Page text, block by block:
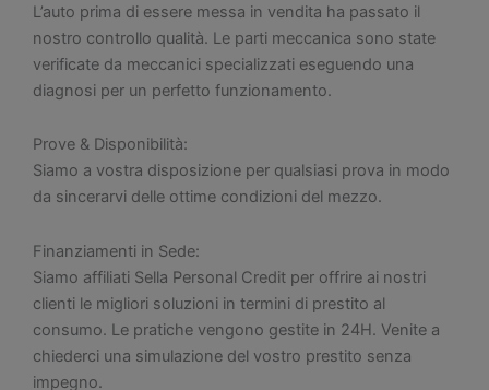
L’auto prima di essere messa in vendita ha passato il
nostro controllo qualità. Le parti meccanica sono state
verificate da meccanici specializzati eseguendo una
diagnosi per un perfetto funzionamento.
Prove & Disponibilità:
Siamo a vostra disposizione per qualsiasi prova in modo
da sincerarvi delle ottime condizioni del mezzo.
Finanziamenti in Sede:
Siamo affiliati Sella Personal Credit per offrire ai nostri
clienti le migliori soluzioni in termini di prestito al
consumo. Le pratiche vengono gestite in 24H. Venite a
chiederci una simulazione del vostro prestito senza
impegno.